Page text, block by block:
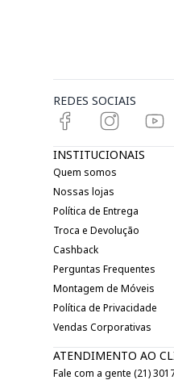
REDES SOCIAIS
INSTITUCIONAIS
Quem somos
Nossas lojas
Política de Entrega
Troca e Devolução
Cashback
Perguntas Frequentes
Montagem de Móveis
Política de Privacidade
Vendas Corporativas
ATENDIMENTO AO
Fale com a gente (21)